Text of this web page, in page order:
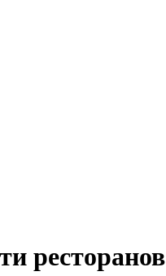
ресторанов